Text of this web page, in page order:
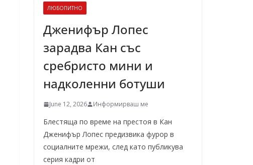
ЛЮБОПИТНО
Дженифър Лопес
зарадва Кан със
сребристо мини и
надколенни ботуши
June 12, 2026 Информирваш ме
Блестяща по време на престоя в Кан
Дженифър Лопес предизвика фурор в
социалните мрежи, след като публикува
серия кадри от